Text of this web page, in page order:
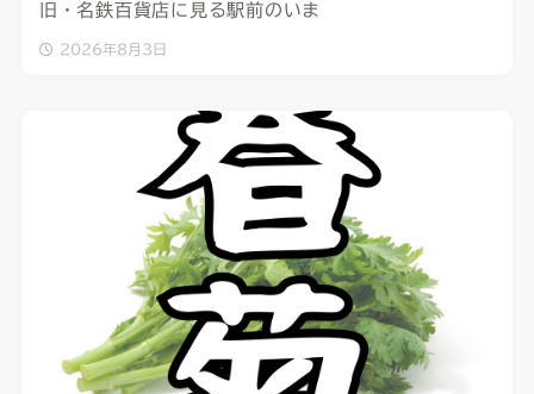
旧・名鉄百貨店に見る駅前のいま
2026年8月3日